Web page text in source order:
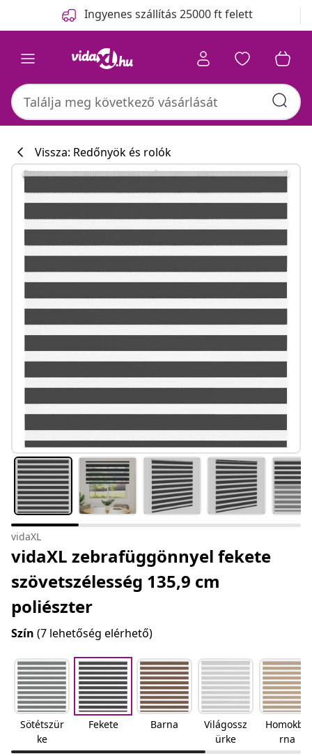
Ingyenes szállítás 25000 ft felett
Vissza: Redőnyök és rolók
vidaXL
vidaXL zebrafüggönnyel fekete
szövetszélesség 135,9 cm
poliészter
Szín (7 lehetőség elérhető)
Sötétszür
ke
Fekete Barna
Világossz
ürke
Homokba
rna